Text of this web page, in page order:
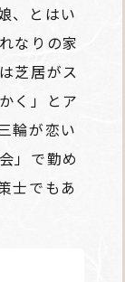
、とはい
なりの家
芝居がス
く」とア
輪が恋い
」で勤め
士でもあ